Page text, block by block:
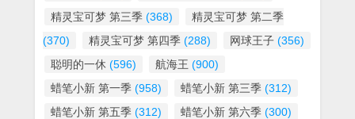
精灵宝可梦 第三季 (368)
精灵宝可梦 第二季
(370)
精灵宝可梦 第四季 (288) 网球王子 (356)
聪明的一休 (596) 航海王 (900)
蜡笔小新 第一季 (958) 蜡笔小新 第三季 (312)
蜡笔小新 第五季 (312) 蜡笔小新 第六季 (300)